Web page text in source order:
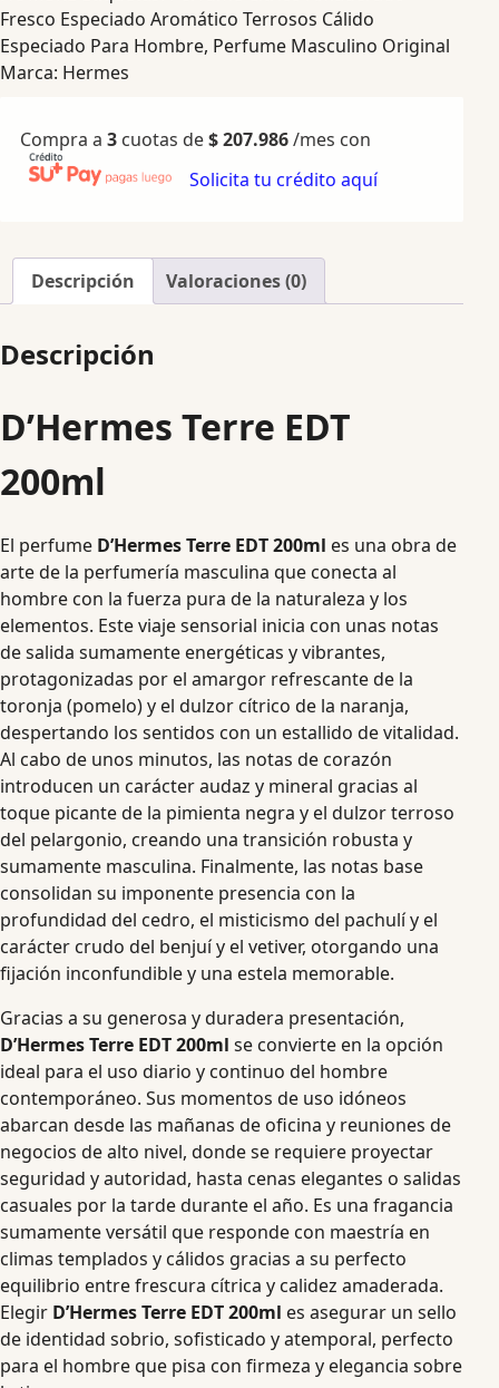
Fresco Especiado Aromático Terrosos Cálido
Especiado Para Hombre, Perfume Masculino Original
Marca: Hermes
Compra a 3 cuotas de$207.986/mes con
Solicita tu crédito aquí
Descripción Valoraciones (0)
Descripción
D’Hermes Terre EDT
200ml
El perfume D’Hermes Terre EDT 200ml es una obra de
arte de la perfumería masculina que conecta al
hombre con la fuerza pura de la naturaleza y los
elementos. Este viaje sensorial inicia con unas notas
de salida sumamente energéticas y vibrantes,
protagonizadas por el amargor refrescante de la
toronja (pomelo) y el dulzor cítrico de la naranja,
despertando los sentidos con un estallido de vitalidad.
Al cabo de unos minutos, las notas de corazón
introducen un carácter audaz y mineral gracias al
toque picante de la pimienta negra y el dulzor terroso
del pelargonio, creando una transición robusta y
sumamente masculina. Finalmente, las notas base
consolidan su imponente presencia con la
profundidad del cedro, el misticismo del pachulí y el
carácter crudo del benjuí y el vetiver, otorgando una
fijación inconfundible y una estela memorable.
Gracias a su generosa y duradera presentación,
D’Hermes Terre EDT 200ml se convierte en la opción
ideal para el uso diario y continuo del hombre
contemporáneo. Sus momentos de uso idóneos
abarcan desde las mañanas de oficina y reuniones de
negocios de alto nivel, donde se requiere proyectar
seguridad y autoridad, hasta cenas elegantes o salidas
casuales por la tarde durante el año. Es una fragancia
sumamente versátil que responde con maestría en
climas templados y cálidos gracias a su perfecto
equilibrio entre frescura cítrica y calidez amaderada.
Elegir D’Hermes Terre EDT 200ml es asegurar un sello
de identidad sobrio, sofisticado y atemporal, perfecto
para el hombre que pisa con firmeza y elegancia sobre